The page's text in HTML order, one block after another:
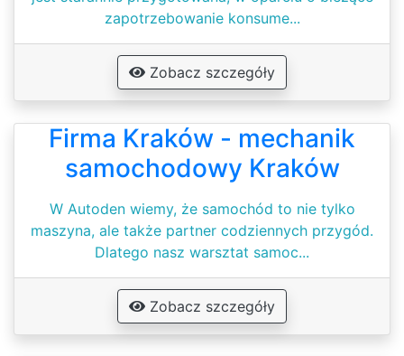
zapotrzebowanie konsume...
Zobacz szczegóły
Firma Kraków - mechanik
samochodowy Kraków
W Autoden wiemy, że samochód to nie tylko
maszyna, ale także partner codziennych przygód.
Dlatego nasz warsztat samoc...
Zobacz szczegóły